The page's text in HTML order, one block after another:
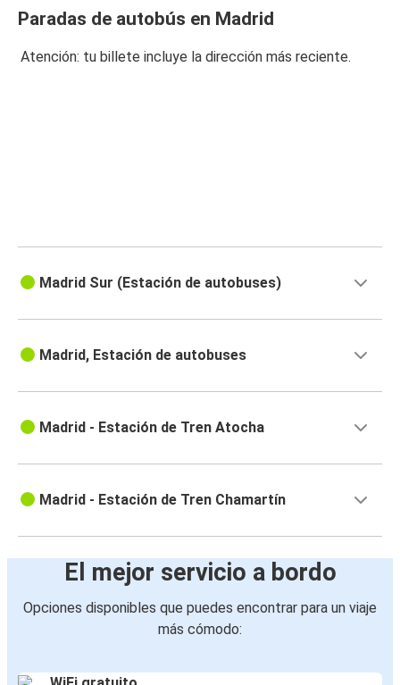
Paradas de autobús en Madrid
Atención: tu billete incluye la dirección más reciente.
Madrid Sur (Estación de autobuses)
Madrid, Estación de autobuses
Madrid - Estación de Tren Atocha
Madrid - Estación de Tren Chamartín
El mejor servicio a bordo
Opciones disponibles que puedes encontrar para un viaje
más cómodo: